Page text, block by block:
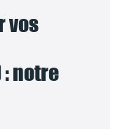
vos
notre